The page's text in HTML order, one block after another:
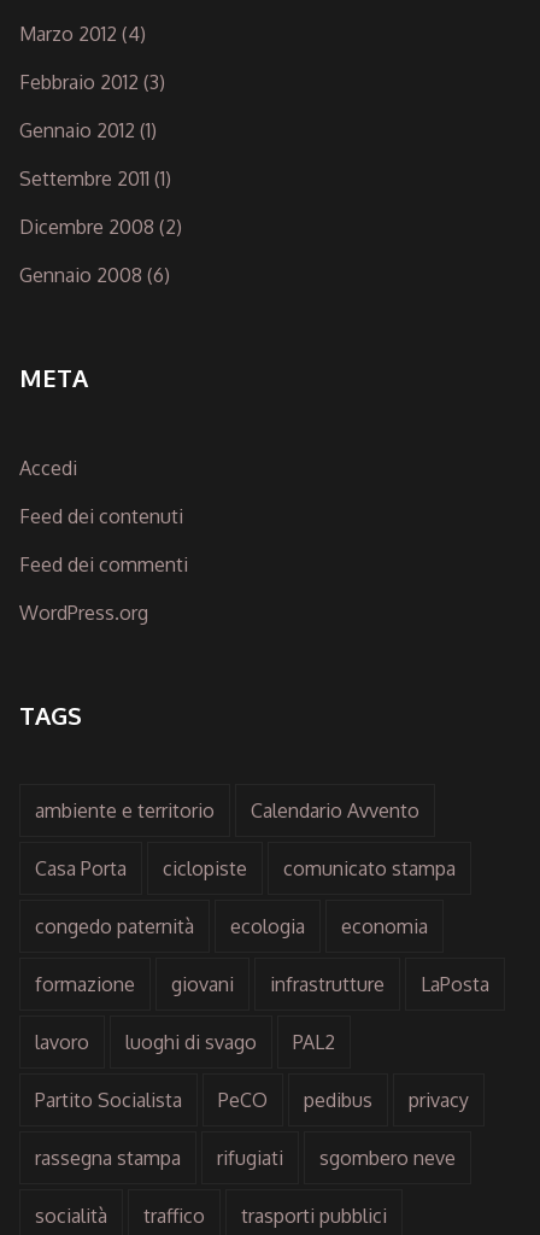
Marzo 2012 (4)
Febbraio 2012 (3)
Gennaio 2012 (1)
Settembre 2011 (1)
Dicembre 2008 (2)
Gennaio 2008 (6)
META
Accedi
Feed dei contenuti
Feed dei commenti
WordPress.org
TAGS
ambiente e territorio Calendario Avvento
Casa Porta ciclopiste comunicato stampa
congedo paternità ecologia economia
formazione giovani infrastrutture LaPosta
lavoro luoghi di svago PAL2
Partito Socialista PeCO pedibus privacy
rassegna stampa rifugiati sgombero neve
socialità traffico trasporti pubblici